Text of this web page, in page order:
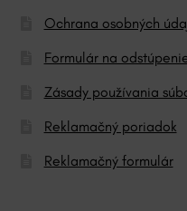
Ochrana osobných
Formulár na
Zásady používania
Reklamačný poriadok
Reklamačný formulár